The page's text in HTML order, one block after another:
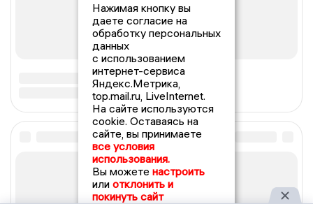
Нажимая кнопку вы
даете согласие на
обработку персональных
данных
с использованием
интернет-сервиса
Яндекс.Метрика,
top.mail.ru, LiveInternet.
На сайте используются
cookie. Оставаясь на
сайте, вы принимаете
все условия
использования.
Вы можете настроить
или отклонить и
покинуть сайт